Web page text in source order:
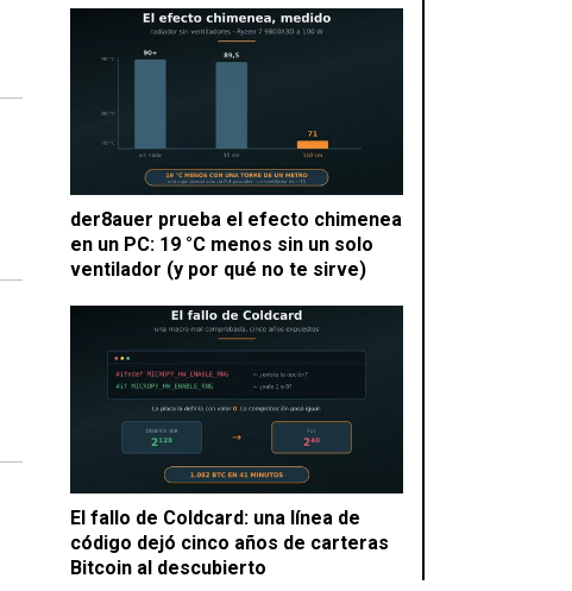
der8auer prueba el efecto chimenea
en un PC: 19 °C menos sin un solo
ventilador (y por qué no te sirve)
El fallo de Coldcard: una línea de
código dejó cinco años de carteras
Bitcoin al descubierto